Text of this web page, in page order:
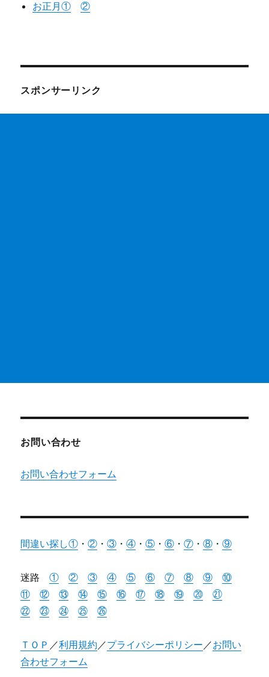
お正月① ②
スポンサーリンク
お問い合わせ
お問い合わせフォーム
間違い探し① ・② ・③ ・④ ・⑤ ・⑥ ・⑦ ・⑧ ・⑨
迷路① ② ③ ④ ⑤ ⑥ ⑦ ⑧ ⑨
⑩
⑪
⑫ ⑬ ⑭ ⑮ ⑯ ⑰ ⑱ ⑲ ⑳
㉑
㉒
㉓ ㉔ ㉕ ㉖
ＴＯＰ ／利用規約 ／プライバシーポリシー ／お問い
合わせフォーム